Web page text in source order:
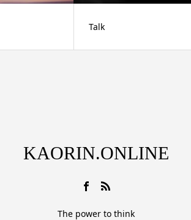
Talk
KAORIN.ONLINE
The power to think